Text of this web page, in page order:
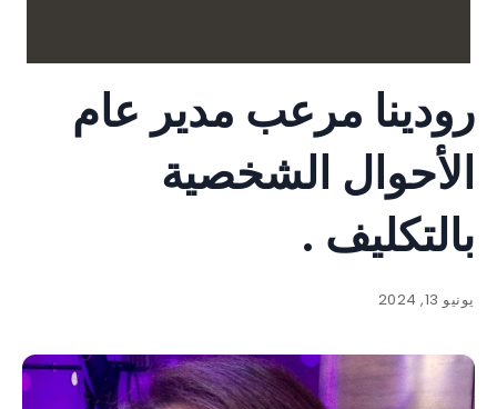
رودينا مرعب مدير عام
الأحوال الشخصية
بالتكليف .
يونيو 13, 2024